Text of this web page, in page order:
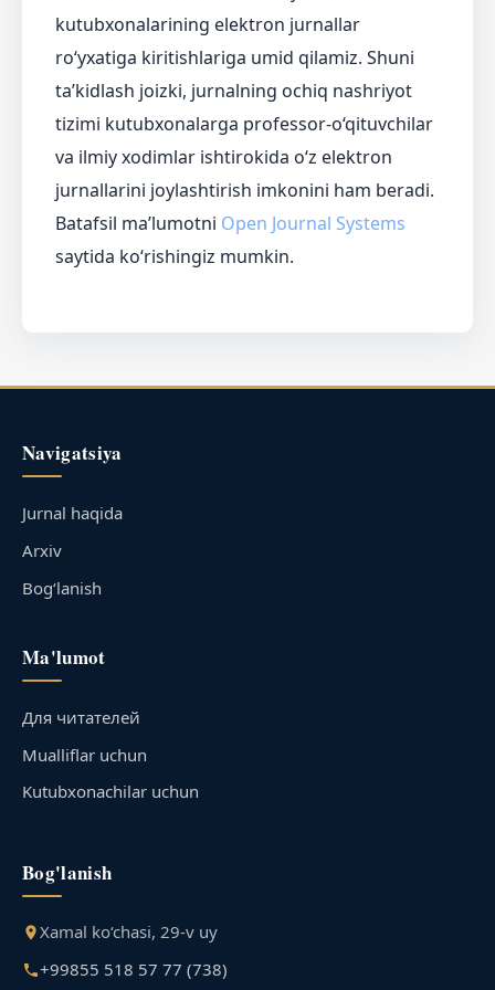
kutubxonalarining elektron jurnallar
ro‘yxatiga kiritishlariga umid qilamiz. Shuni
ta’kidlash joizki, jurnalning ochiq nashriyot
tizimi kutubxonalarga professor-o‘qituvchilar
va ilmiy xodimlar ishtirokida o‘z elektron
jurnallarini joylashtirish imkonini ham beradi.
Batafsil ma’lumotni Open Journal Systems
saytida ko‘rishingiz mumkin.
Navigatsiya
Jurnal haqida
Arxiv
Bog‘lanish
Ma'lumot
Для читателей
Mualliflar uchun
Kutubxonachilar uchun
Bog'lanish
Xamal ko‘chasi, 29-v uy
+99855 518 57 77 (738)